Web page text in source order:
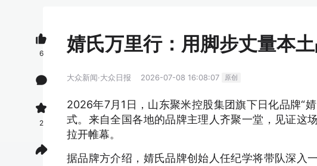
婧氏万里行：用脚步丈量本
大众新闻·大众日报 2026-07-08 16:08:07 原创
2026年7月1日，山东聚米控股集团旗下日化品牌“
式。来自全国各地的品牌主理人齐聚一堂，见证这
拉开帷幕。
据品牌方介绍，婧氏品牌创始人任纪学将带队深入
6
2